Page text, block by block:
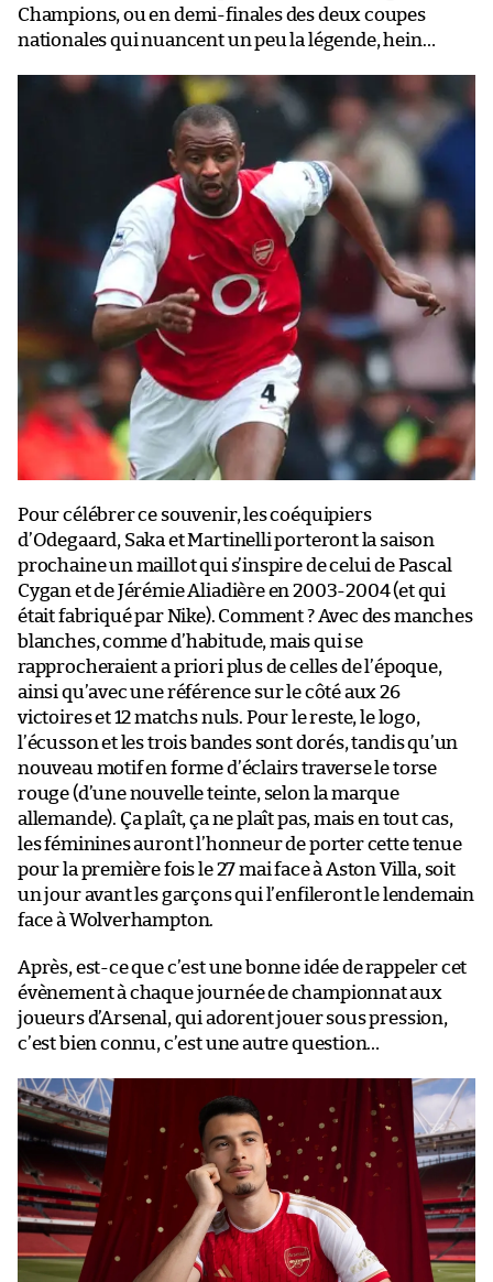
Champions, ou en demi-finales des deux coupes
nationales qui nuancent un peu la légende, hein…
Pour célébrer ce souvenir, les coéquipiers
d’Odegaard, Saka et Martinelli porteront la saison
prochaine un maillot qui s’inspire de celui de Pascal
Cygan et de Jérémie Aliadière en 2003-2004 (et qui
était fabriqué par Nike). Comment ? Avec des manches
blanches, comme d’habitude, mais qui se
rapprocheraient a priori plus de celles de l’époque,
ainsi qu’avec une référence sur le côté aux 26
victoires et 12 matchs nuls. Pour le reste, le logo,
l’écusson et les trois bandes sont dorés, tandis qu’un
nouveau motif en forme d’éclairs traverse le torse
rouge (d’une nouvelle teinte, selon la marque
allemande). Ça plaît, ça ne plaît pas, mais en tout cas,
les féminines auront l’honneur de porter cette tenue
pour la première fois le 27 mai face à Aston Villa, soit
un jour avant les garçons qui l’enfileront le lendemain
face à Wolverhampton.
Après, est-ce que c’est une bonne idée de rappeler cet
évènement à chaque journée de championnat aux
joueurs d’Arsenal, qui adorent jouer sous pression,
c’est bien connu, c’est une autre question…